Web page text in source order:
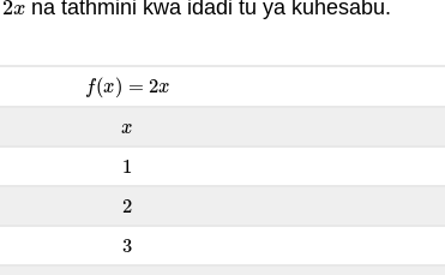
2xna tathmini kwa idadi tu ya kuhesabu.
f(x) = 2x
f(x)= 2x
x
x
1
1
2
2
3
3